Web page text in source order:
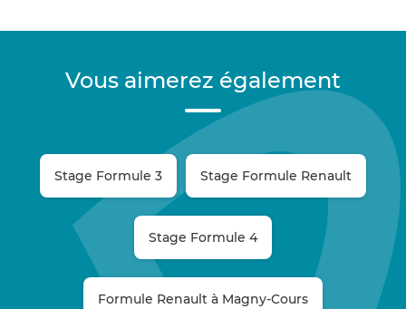
Vous aimerez également
Stage Formule 3 Stage Formule Renault
Stage Formule 4
Formule Renault à Magny-Cours